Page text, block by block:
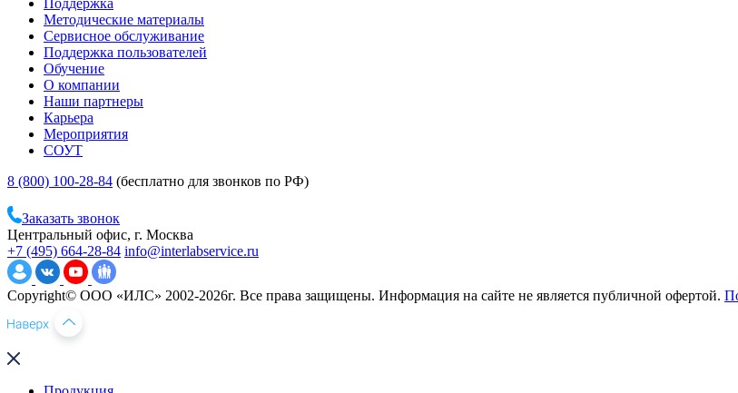
Методические материалы
Сервисное обслуживание
Поддержка пользователей
Обучение
О компании
Наши партнеры
Карьера
Мероприятия
СОУТ
8 (800) 100-28-84 (бесплатно для звонков по РФ)
Заказать звонок
Центральный офис, г. Москва
+7 (495) 664-28-84 info@interlabservice.ru
Copyright© ООО «ИЛС» 2002-2026г. Все права защищены. Информация на сайте не является публичной офертой.